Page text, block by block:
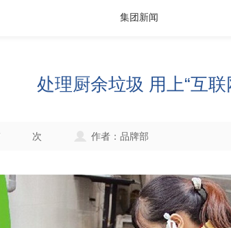
集团新闻
处理厨余垃圾 用上“互联
次 作者：品牌部